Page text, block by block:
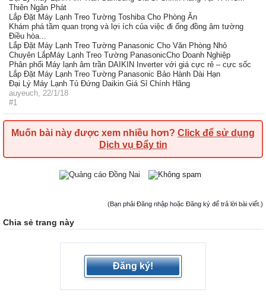
Thiên Ngân Phát
Lắp Đặt Máy Lạnh Treo Tường Toshiba Cho Phòng Ăn
Khám phá tầm quan trọng và lợi ích của việc đi ống đồng âm tường
Điều hòa...
Lắp Đặt Máy Lạnh Treo Tường Panasonic Cho Văn Phòng Nhỏ
Chuyên LắpMáy Lạnh Treo Tường PanasonicCho Doanh Nghiệp
Phân phối Máy lạnh âm trần DAIKIN Inverter với giá cực rẻ – cực sốc
Lắp Đặt Máy Lạnh Treo Tường Panasonic Bảo Hành Dài Hạn
Đại Lý Máy Lạnh Tủ Đứng Daikin Giá Sỉ Chính Hãng
auyeuch, 22/1/18
#1
Muốn bài này được xem nhiều hơn? Click để sử dụng
Dịch vụ Đẩy tin
(Bạn phải Đăng nhập hoặc Đăng ký để trả lời bài viết.)
Chia sẻ trang này
Đăng ký!